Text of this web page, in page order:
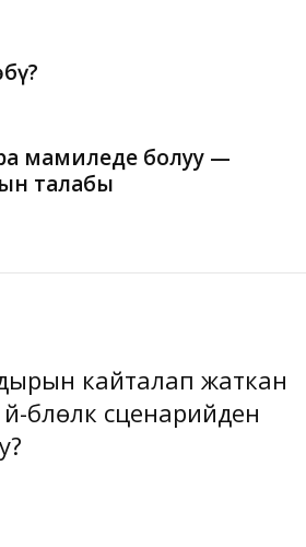
мамиледе болуу —
талабы
кайталап жаткан
бүлөлүк сценарийден